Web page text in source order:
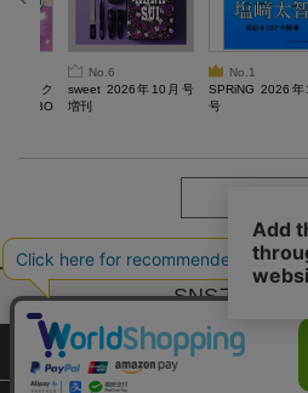
るスク
ぷにBO
No.6
sweet 2026年10月号
増刊
No.1
SPRiNG 2026年
号
SNSアカウン
サイトマップ